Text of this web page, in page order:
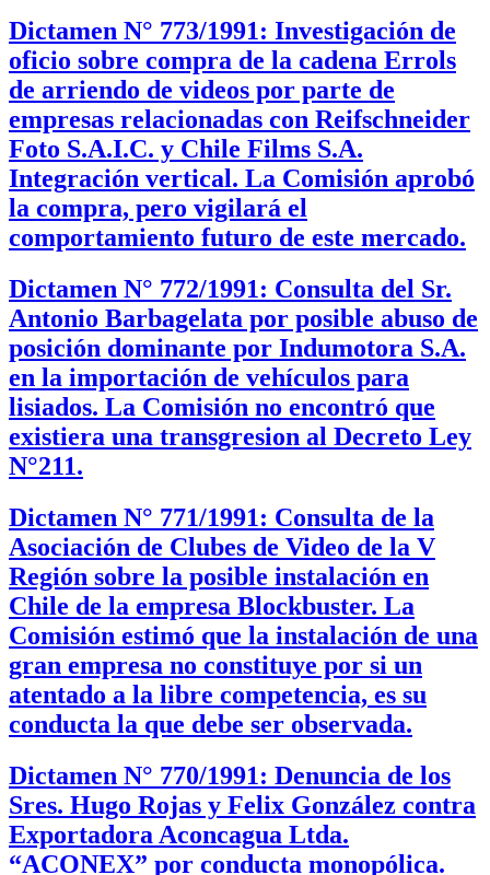
Dictamen N° 773/1991: Investigación de
oficio sobre compra de la cadena Errols
de arriendo de videos por parte de
empresas relacionadas con Reifschneider
Foto S.A.I.C. y Chile Films S.A.
Integración vertical. La Comisión aprobó
la compra, pero vigilará el
comportamiento futuro de este mercado.
Dictamen N° 772/1991: Consulta del Sr.
Antonio Barbagelata por posible abuso de
posición dominante por Indumotora S.A.
en la importación de vehículos para
lisiados. La Comisión no encontró que
existiera una transgresion al Decreto Ley
N°211.
Dictamen N° 771/1991: Consulta de la
Asociación de Clubes de Video de la V
Región sobre la posible instalación en
Chile de la empresa Blockbuster. La
Comisión estimó que la instalación de una
gran empresa no constituye por si un
atentado a la libre competencia, es su
conducta la que debe ser observada.
Dictamen N° 770/1991: Denuncia de los
Sres. Hugo Rojas y Felix González contra
Exportadora Aconcagua Ltda.
“ACONEX” por conducta monopólica.